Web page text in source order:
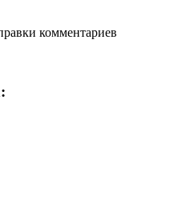
комментариев